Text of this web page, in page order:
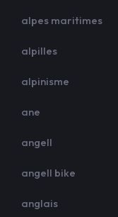
alpes maritimes
alpilles
alpinisme
ane
angell
angell bike
anglais